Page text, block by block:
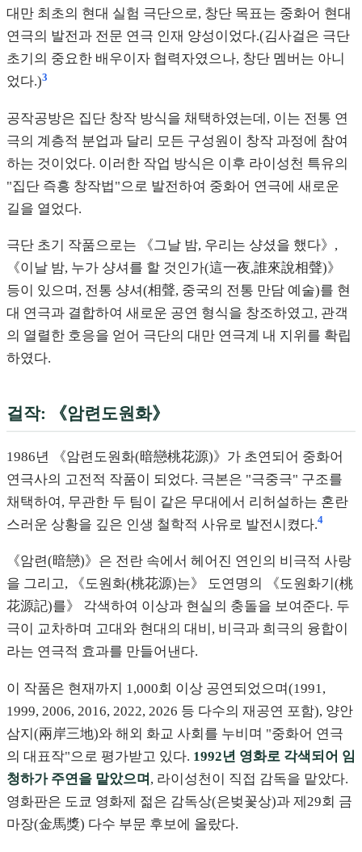
대만 최초의 현대 실험 극단으로, 창단 목표는 중화어 현대
연극의 발전과 전문 연극 인재 양성이었다.(김사걸은 극단
초기의 중요한 배우이자 협력자였으나, 창단 멤버는 아니
었다.)3
공작공방은 집단 창작 방식을 채택하였는데, 이는 전통 연
극의 계층적 분업과 달리 모든 구성원이 창작 과정에 참여
하는 것이었다. 이러한 작업 방식은 이후 라이성천 특유의
"집단 즉흥 창작법"으로 발전하여 중화어 연극에 새로운
길을 열었다.
극단 초기 작품으로는 《그날 밤, 우리는 샹셨을 했다》,
《이날 밤, 누가 샹셔를 할 것인가(這一夜,誰來說相聲)》
등이 있으며, 전통 샹셔(相聲, 중국의 전통 만담 예술)를 현
대 연극과 결합하여 새로운 공연 형식을 창조하였고, 관객
의 열렬한 호응을 얻어 극단의 대만 연극계 내 지위를 확립
하였다.
걸작: 《암련도원화》
1986년 《암련도원화(暗戀桃花源)》가 초연되어 중화어
연극사의 고전적 작품이 되었다. 극본은 "극중극" 구조를
채택하여, 무관한 두 팀이 같은 무대에서 리허설하는 혼란
스러운 상황을 깊은 인생 철학적 사유로 발전시켰다.4
《암련(暗戀)》은 전란 속에서 헤어진 연인의 비극적 사랑
을 그리고, 《도원화(桃花源)는》 도연명의 《도원화기(桃
花源記)를》 각색하여 이상과 현실의 충돌을 보여준다. 두
극이 교차하며 고대와 현대의 대비, 비극과 희극의 융합이
라는 연극적 효과를 만들어낸다.
이 작품은 현재까지 1,000회 이상 공연되었으며(1991,
1999, 2006, 2016, 2022, 2026 등 다수의 재공연 포함), 양안
삼지(兩岸三地)와 해외 화교 사회를 누비며 "중화어 연극
의 대표작"으로 평가받고 있다. 1992년 영화로 각색되어 임
청하가 주연을 맡았으며 , 라이성천이 직접 감독을 맡았다.
영화판은 도쿄 영화제 젊은 감독상(은벚꽃상)과 제29회 금
마장(金馬獎) 다수 부문 후보에 올랐다.